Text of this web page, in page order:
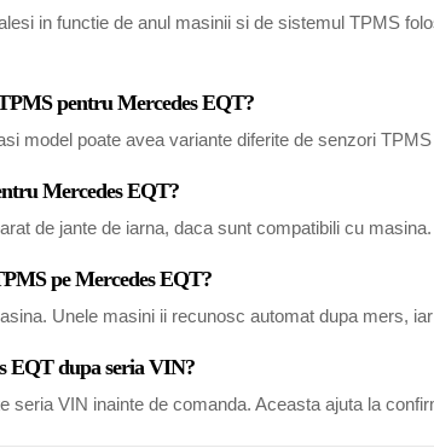
in functie de anul masinii si de sistemul TPMS
pentru Mercedes EQT?
model poate avea variante diferite de senzori
Mercedes EQT?
de jante de iarna, daca sunt compatibili cu
pe Mercedes EQT?
Unele masini ii recunosc automat dupa mers,
EQT dupa seria VIN?
seria VIN inainte de comanda. Aceasta ajuta la